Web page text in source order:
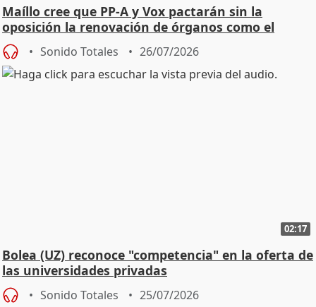
Maíllo cree que PP-A y Vox pactarán sin la
oposición la renovación de órganos como el
Defensor
Sonido Totales 26/07/2026
02:17
Bolea (UZ) reconoce "competencia" en la oferta de
las universidades privadas
Sonido Totales 25/07/2026